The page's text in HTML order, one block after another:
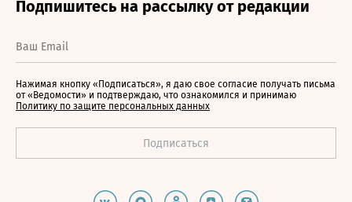
Нажимая кнопку «Подписаться», я даю свое согласие получать письма
от «Ведомости» и подтверждаю, что ознакомился и принимаю
Политику по защите персональных данных